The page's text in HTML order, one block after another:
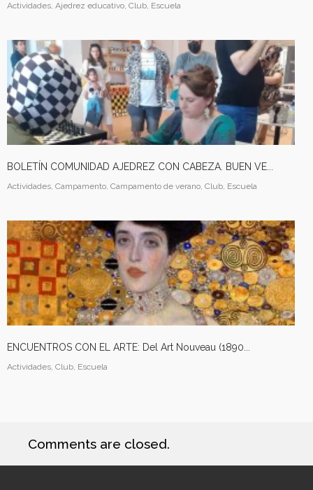
Actividades, Ajedrez educativo, Club, Escuela
BOLETÍN COMUNIDAD AJEDREZ CON CABEZA. BUEN VE...
Actividades, Campamento, Campamento de verano, Club, Escuela
ENCUENTROS CON EL ARTE: Del Art Nouveau (1890...
Actividades, Club, Escuela
Comments are closed.